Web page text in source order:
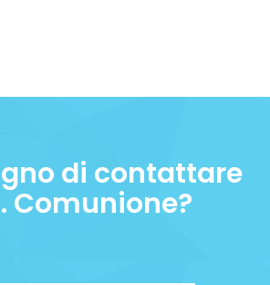
di contattare
Comunione?